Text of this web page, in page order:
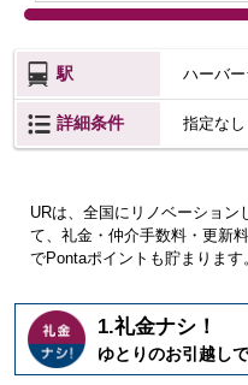
駅 ハーバ
詳細条件 指定なし
URは、全国にリノベーショ
て、礼金・仲介手数料・更新
でPontaポイントも貯まります
1.礼金ナシ！
ゆとりのお引越し